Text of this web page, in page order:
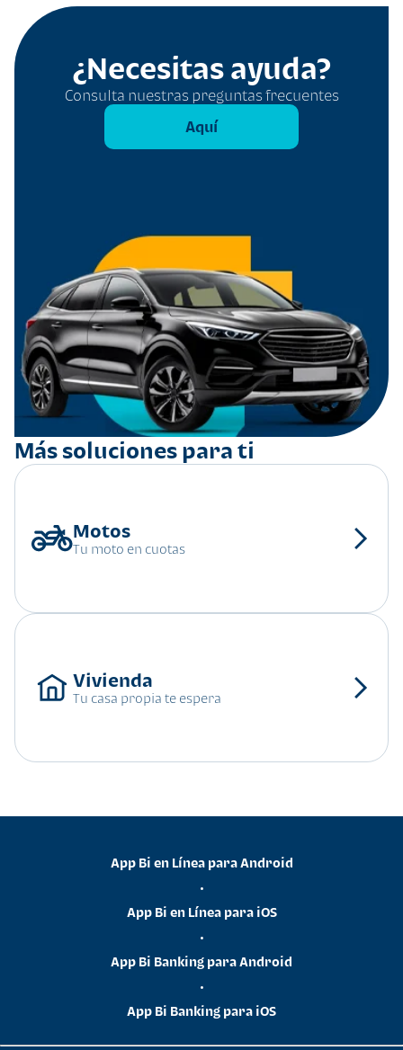
¿Necesitas ayuda?
Consulta nuestras preguntas frecuentes
Aquí
Más soluciones para ti
Tu moto en cuotas
Tu casa propia te espera
App Bi en Línea para Android
•
App Bi en Línea para iOS
•
App Bi Banking para Android
•
App Bi Banking para iOS